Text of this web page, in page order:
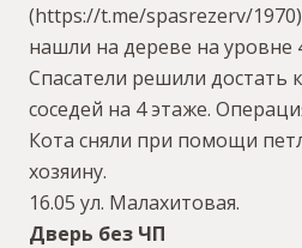
(https://t.me/spasrezerv/1970)
нашли на дереве на уровне
Спасатели решили достать
соседей на 4 этаже.
Кота сняли при помощи
хозяину.
16.05 ул. Малахитовая.
Дверь без ЧП